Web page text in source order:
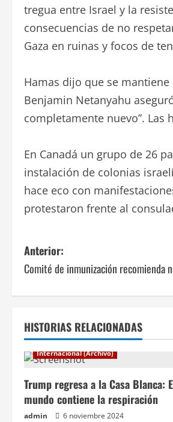
tregua entre Israel y la
consecuencias de no
Gaza en ruinas y focos de
Hamas dijo que se
Benjamin Netanyahu
completamente nuevo”.
En Canadá un grupo de 26
instalación de colonias
hace eco con
protestaron frente al
N
a
v
e
g
a
c
Anterior:
Comité de inmunización recomienda
HISTORIAS RELACIONADAS
Internacional (Archivo)
Trump regresa a la Casa Blanca:
mundo contiene la respiración
admin 6 noviembre 2024